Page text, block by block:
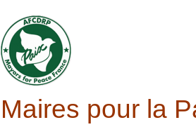
Maires pour la